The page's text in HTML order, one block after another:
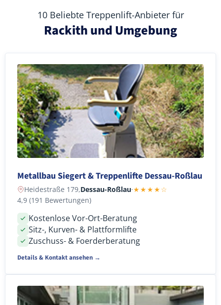
10 Beliebte Treppenlift-Anbieter für
Rackith und Umgebung
Metallbau Siegert & Treppenlifte Dessau-Roßlau
Heidestraße 179,Dessau-Roßlau·★★★★☆
4,9 (191 Bewertungen)
Kostenlose Vor-Ort-Beratung
Sitz-, Kurven- & Plattformlifte
Zuschuss- & Foerderberatung
Details & Kontakt ansehen →